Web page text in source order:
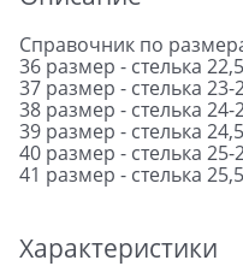
Справочник по
36 размер - стелька
37 размер - стелька 23-
38 размер - стелька 24-
39 размер - стелька
40 размер - стелька 25-
41 размер - стелька
Характеристики